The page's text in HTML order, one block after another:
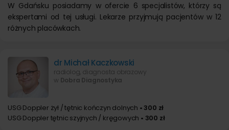
W Gdańsku posiadamy w ofercie 6 specjalistów, którzy są
ekspertami od tej usługi. Lekarze przyjmują pacjentów w 12
różnych placówkach.
dr Michał Kaczkowski
radiolog, diagnosta obrazowy
w Dobra Diagnostyka
USG Doppler żył / tętnic kończyn dolnych • 300 zł
USG Doppler tętnic szyjnych / kręgowych • 300 zł